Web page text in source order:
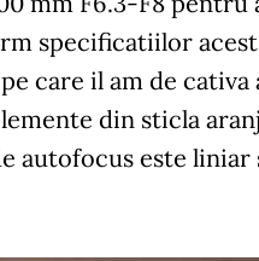
specificatiilor
care il am de cativa
din sticla
autofocus este liniar